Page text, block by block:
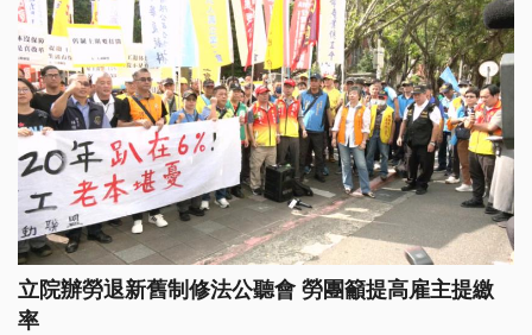
立院辦勞退新舊制修法公聽會 勞團籲提高雇主提繳
率